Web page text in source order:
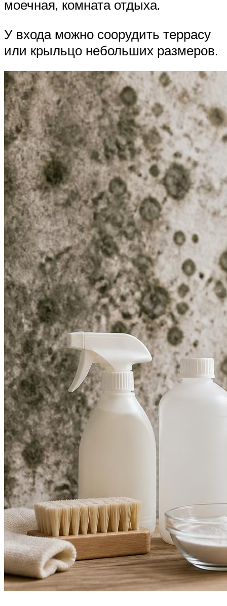
моечная, комната отдыха.
У входа можно соорудить террасу
или крыльцо небольших размеров.